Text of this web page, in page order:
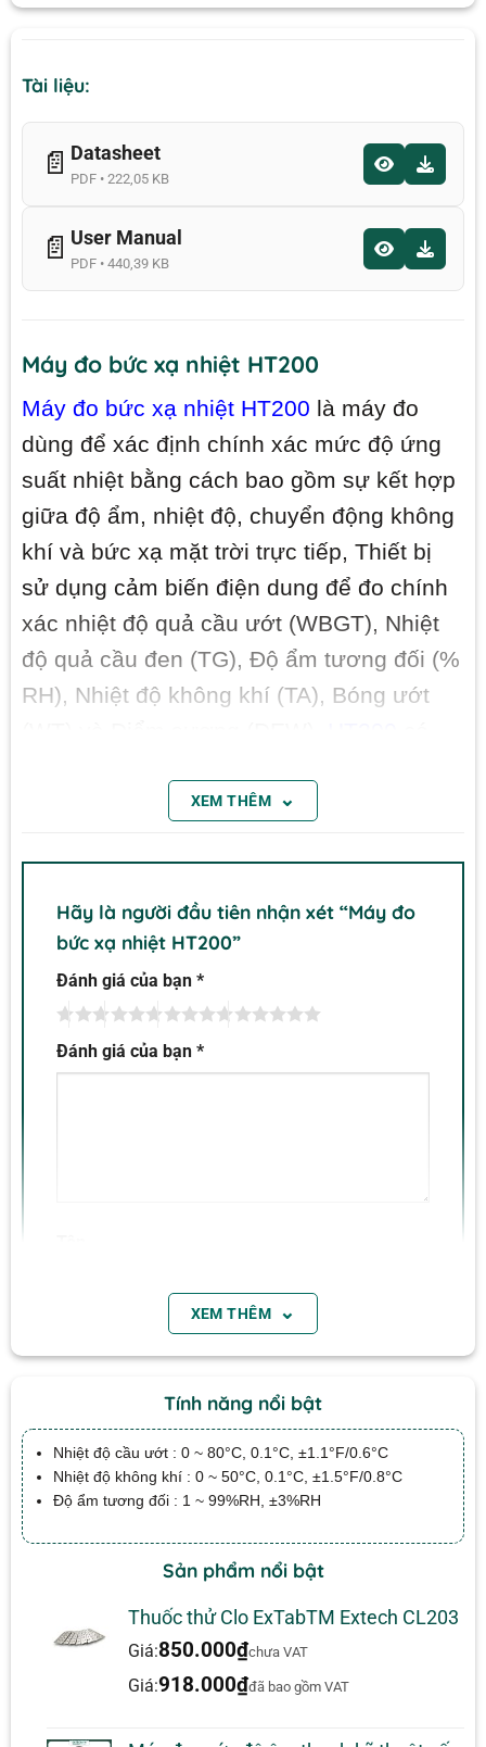
Tài liệu:
📄 Datasheet
PDF • 222,05 KB
📄 User Manual
PDF • 440,39 KB
Máy đo bức xạ nhiệt HT200
Máy đo bức xạ nhiệt HT200 là máy đo
dùng để xác định chính xác mức độ ứng
suất nhiệt bằng cách bao gồm sự kết hợp
giữa độ ẩm, nhiệt độ, chuyển động không
khí và bức xạ mặt trời trực tiếp, Thiết bị
sử dụng cảm biến điện dung để đo chính
xác nhiệt độ quả cầu ướt (WBGT), Nhiệt
độ quả cầu đen (TG), Độ ẩm tương đối (%
RH), Nhiệt độ không khí (TA), Bóng ướt
trực tiếp lên bề mặt tiếp xúc
Máy đo bức xạ nhiệt HT200
Sử dụng một cảm biến điện trở để đo
chính xác nhiệt độ Bulb ướt Globe
(WBGT), Nhiệt độ Black Globe (TG), độ
khí (TA), bầu ướt (WT) và Dew Point
Đo chỉ số Nhiệt ứng suất khi Độ ẩm
được kết hợp với nhiệt độ, chuyển động
XEM THÊM ⌄
Hãy là người đầu tiên nhận xét “Máy đo
bức xạ nhiệt HT200”
Đánh giá của bạn *
Đánh giá của bạn *
Chưa có đánh giá nào.
XEM THÊM ⌄
Tính năng nổi bật
Nhiệt độ cầu ướt : 0 ~ 80°C, 0.1°C, ±1.1°F/0.6°C
Nhiệt độ không khí : 0 ~ 50°C, 0.1°C, ±1.5°F/0.8°C
Độ ẩm tương đối : 1 ~ 99%RH, ±3%RH
Sản phẩm nổi bật
Thuốc thử Clo ExTabTM Extech CL203
Giá:850.000₫chưa VAT
Giá:918.000₫đã bao gồm VAT